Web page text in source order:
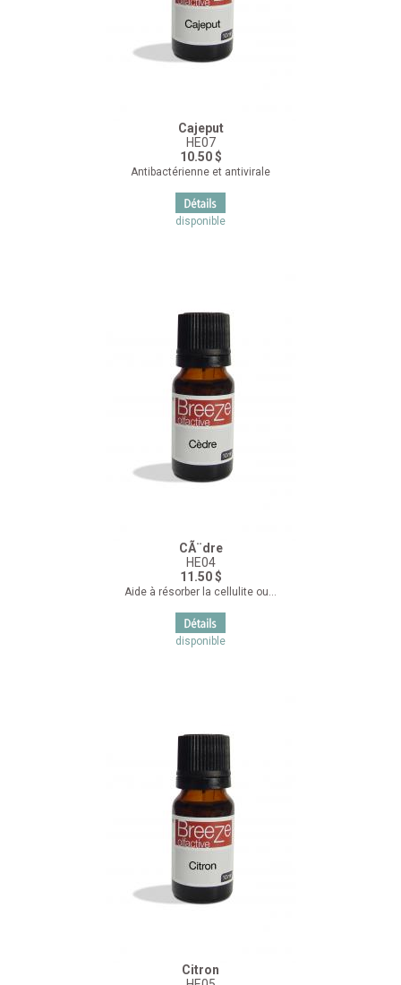
Cajeput
HE07
10.50 $
Antibactérienne et antivirale
disponible
CÃ¨dre
HE04
11.50 $
Aide à résorber la cellulite ou...
disponible
Citron